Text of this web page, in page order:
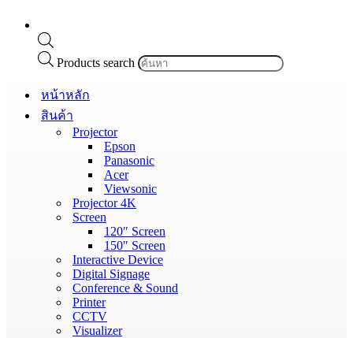
Products search
หน้าหลัก
สินค้า
Projector
Epson
Panasonic
Acer
Viewsonic
Projector 4K
Screen
120″ Screen
150″ Screen
Interactive Device
Digital Signage
Conference & Sound
Printer
CCTV
Visualizer